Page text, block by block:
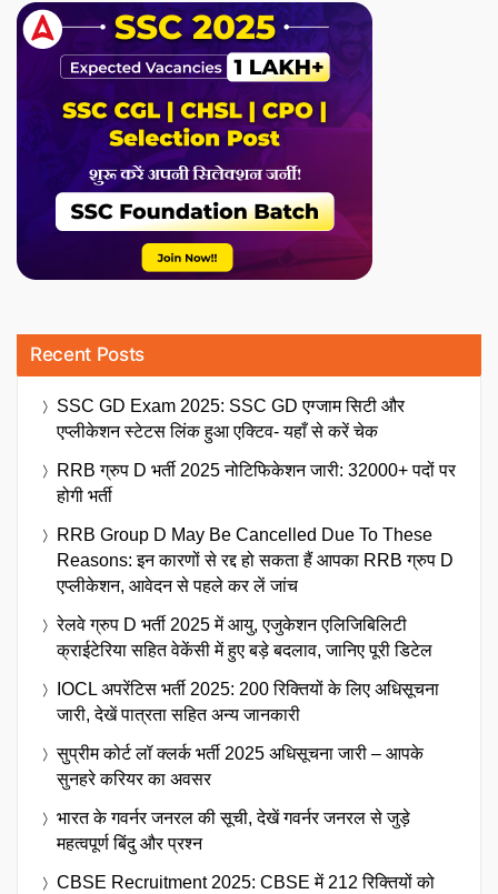
Recent Posts
SSC GD Exam 2025: SSC GD एग्जाम सिटी और
एप्लीकेशन स्टेटस लिंक हुआ एक्टिव- यहाँ से करें चेक
RRB ग्रुप D भर्ती 2025 नोटिफिकेशन जारी: 32000+ पदों पर
होगी भर्ती
RRB Group D May Be Cancelled Due To These
Reasons: इन कारणों से रद्द हो सकता हैं आपका RRB ग्रुप D
एप्लीकेशन, आवेदन से पहले कर लें जांच
रेलवे ग्रुप D भर्ती 2025 में आयु, एजुकेशन एलिजिबिलिटी
क्राईटेरिया सहित वेकेंसी में हुए बड़े बदलाव, जानिए पूरी डिटेल
IOCL अपरेंटिस भर्ती 2025: 200 रिक्तियों के लिए अधिसूचना
जारी, देखें पात्रता सहित अन्य जानकारी
सुप्रीम कोर्ट लॉ क्लर्क भर्ती 2025 अधिसूचना जारी – आपके
सुनहरे करियर का अवसर
भारत के गवर्नर जनरल की सूची, देखें गवर्नर जनरल से जुड़े
महत्वपूर्ण बिंदु और प्रश्न
CBSE Recruitment 2025: CBSE में 212 रिक्तियों को